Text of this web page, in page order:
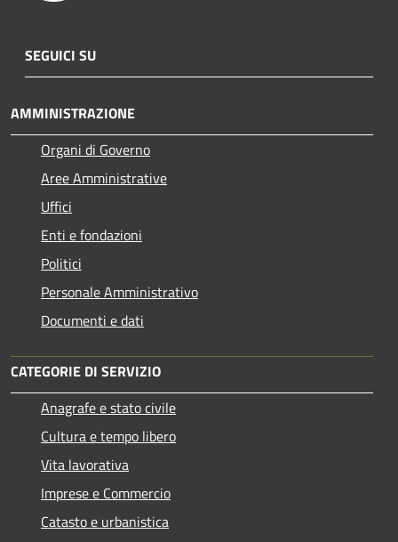
SEGUICI SU
AMMINISTRAZIONE
Organi di Governo
Aree Amministrative
Uffici
Enti e fondazioni
Politici
Personale Amministrativo
Documenti e dati
CATEGORIE DI SERVIZIO
Anagrafe e stato civile
Cultura e tempo libero
Vita lavorativa
Imprese e Commercio
Catasto e urbanistica